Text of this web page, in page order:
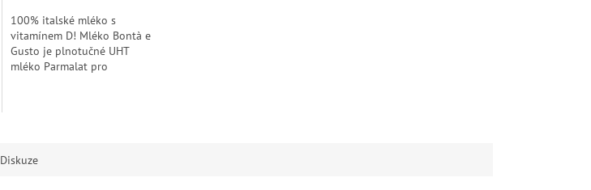
5
hvězdiček.
100% italské mléko s
vitamínem D! Mléko Bontà e
Gusto je plnotučné UHT
mléko Parmalat pro
Diskuze